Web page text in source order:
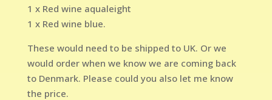
1 x Red wine aqualeight
1 x Red wine blue.
These would need to be shipped to UK. Or we
would order when we know we are coming back
to Denmark. Please could you also let me know
the price.